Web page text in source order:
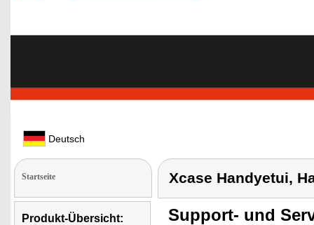
Deutsch
Startseite
Produkt-Übersicht:
Xcase Handyetui,
Support- und